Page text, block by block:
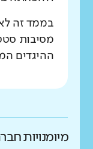
בממד זה
מסיבות
ההיגדים
מיומנויות